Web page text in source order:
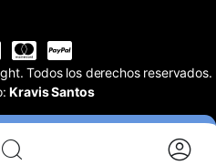
Todos los derechos reservados.
Kravis Santos